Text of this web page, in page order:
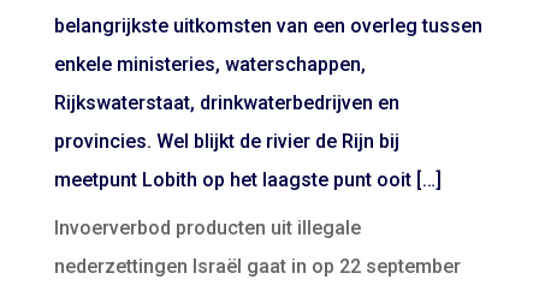
belangrijkste uitkomsten van een overleg tussen
enkele ministeries, waterschappen,
Rijkswaterstaat, drinkwaterbedrijven en
provincies. Wel blijkt de rivier de Rijn bij
meetpunt Lobith op het laagste punt ooit […]
Invoerverbod producten uit illegale
nederzettingen Israël gaat in op 22 september